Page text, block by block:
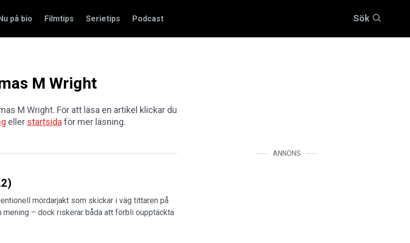
på bio Filmtips Serietips Podcast Sök
M Wright
M Wright. För att läsa en artikel klickar du
eller startsida för mer läsning.
mördarjakt som skickar i väg tittaren på
mening – dock riskerar båda att förbli oupptäckta
ANNONS